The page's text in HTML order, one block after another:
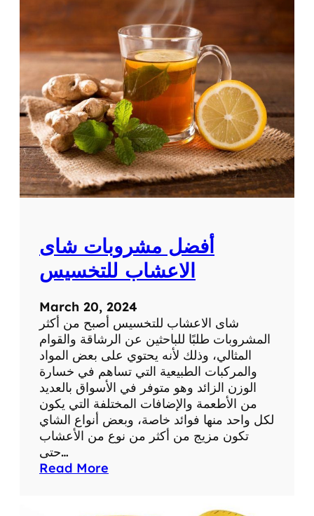
ح
ض
ي
ر
ب
ج
ي
ن
ل
إ
ن
ق
ا
ص
و
ز
ن
ن
ص
ا
ئ
ح
ت
ن
ا
و
ه
أفضل مشروبات شاى
الاعشاب للتخسيس
March 20, 2024
شاى الاعشاب للتخسيس أصبح من أكثر
المشروبات طلبًا للباحثين عن الرشاقة والقوام
المثالي، وذلك لأنه يحتوي على بعض المواد
والمركبات الطبيعية التي تساهم في خسارة
الوزن الزائد وهو متوفر في الأسواق بالعديد
من الأطعمة والإضافات المختلفة التي يكون
لكل واحد منها فوائد خاصة، وبعض أنواع الشاي
تكون مزيج من أكثر من نوع من الأعشاب
حتى…
Read More